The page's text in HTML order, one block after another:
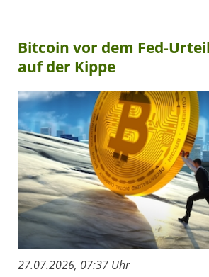
Bitcoin vor dem Fed-
auf der Kippe
27.07.2026, 07:37 Uhr